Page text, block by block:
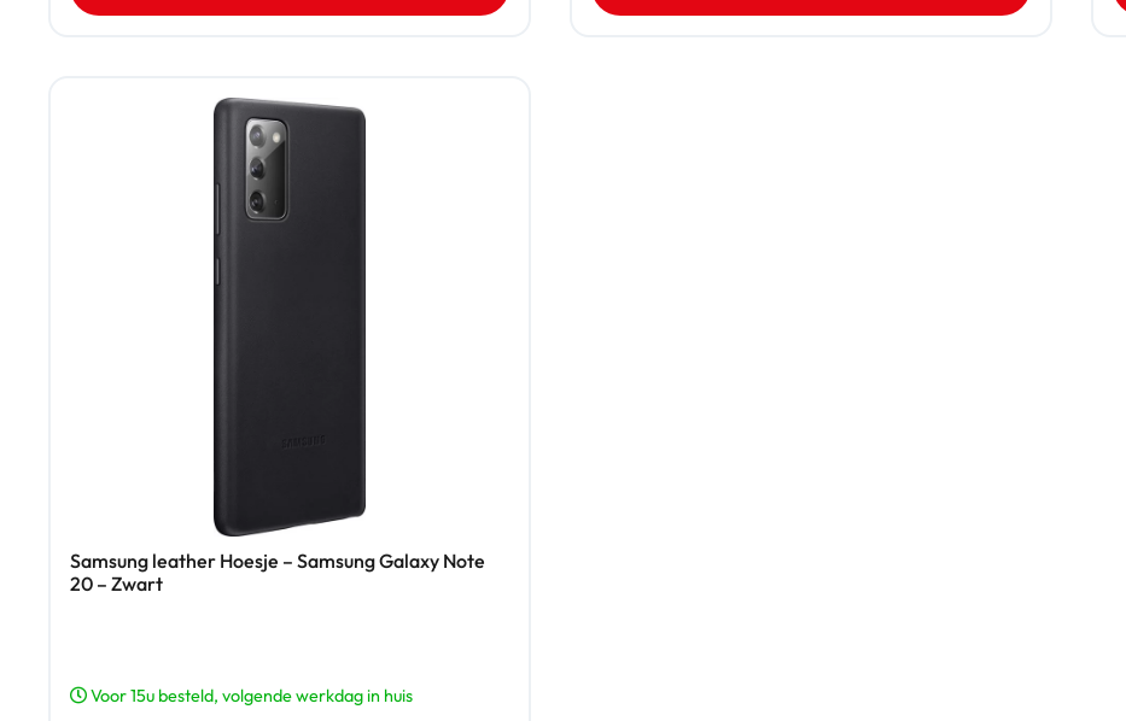
Samsung leather Hoesje – Samsung Galaxy Note
20 – Zwart
Voor 15u besteld, volgende werkdag in huis